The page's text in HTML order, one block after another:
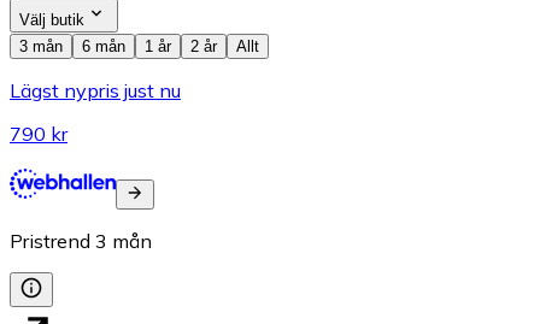
Välj butik
3 mån
6 mån 1 år 2 år Allt
Lägst nypris just nu
790 kr
Pristrend 3 mån